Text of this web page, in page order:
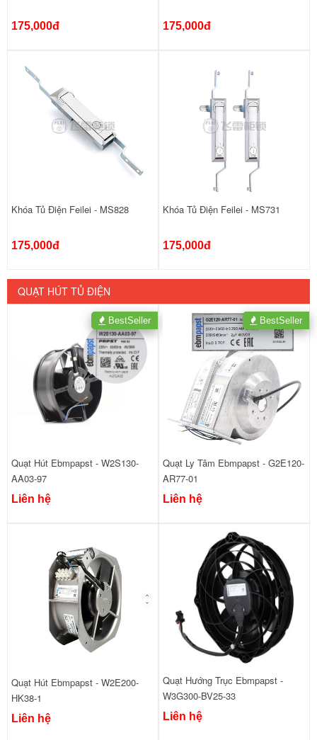
175,000đ 175,000đ
Khóa Tủ Điện Feilei - MS828
175,000đ
Khóa Tủ Điện Feilei - MS731
175,000đ
QUẠT HÚT TỦ ĐIỆN
Quạt Hút Ebmpapst - W2S130-
AA03-97
Liên hệ
BestSeller
Quạt Ly Tâm Ebmpapst - G2E120-
AR77-01
Liên hệ
BestSeller
Quạt Hút Ebmpapst - W2E200-
HK38-1
Liên hệ
Quạt Hướng Trục Ebmpapst -
W3G300-BV25-33
Liên hệ